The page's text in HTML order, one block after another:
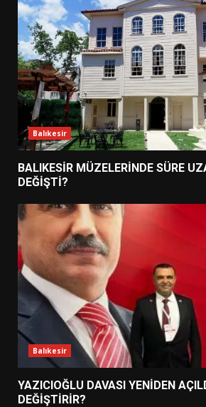
Balıkesir
BALIKESİR MÜZELERİNDE SÜRE
DEĞİŞTİ?
Balıkesir
YAZICIOĞLU DAVASI YENİDEN
DEĞİŞTİRİR?